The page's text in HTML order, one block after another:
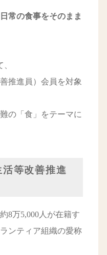
日常の食事をそのまま
推進員）会員を対象
の「食」をテーマに
等改善推進
8万5,000人が在籍す
ンティア組織の愛称